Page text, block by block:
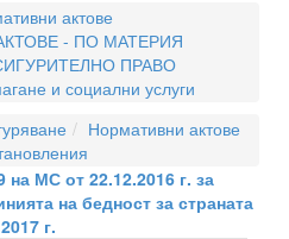
актове
- ПО МАТЕРИЯ
ПРАВО
и социални услуги
Нормативни актове
МС от 22.12.2016 г. за
на бедност за страната
г.